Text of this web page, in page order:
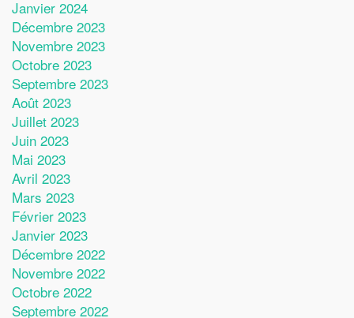
Janvier 2024
Décembre 2023
Novembre 2023
Octobre 2023
Septembre 2023
Août 2023
Juillet 2023
Juin 2023
Mai 2023
Avril 2023
Mars 2023
Février 2023
Janvier 2023
Décembre 2022
Novembre 2022
Octobre 2022
Septembre 2022